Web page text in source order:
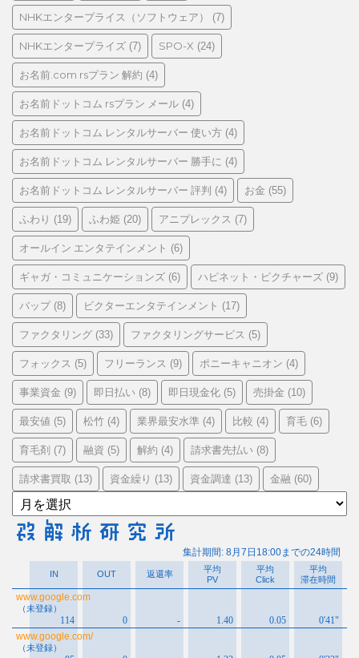
NHKエンタープライス（ソフトウェア） (7)
NHKエンタープライズ (7) SPO-X (24)
お名前.com rsプラン 解約 (4)
お名前ドットコム rsプラン メール (4)
お名前ドットコム レンタルサーバー 使い方 (4)
お名前ドットコム レンタルサーバー 勝手に (4)
お名前ドットコム レンタルサーバー 評判 (4) お金 (55)
ふわり (19) ふわ姫 (20) アニプレックス (7)
オールイン エンタテインメント (6)
ギャガ・コミュニケーションズ (6) ハピネット・ピクチャーズ (9)
バップ(8) ビクターエンタテインメント (17)
ファクタリング (33) ファクタリングサービス (5)
フォックス (5) フリーランス (9) ポニーキャニオン (4)
事業資金 (9) 即日払い (8) 即日現金化 (5) 売掛金 (10)
最安値 (5) 松竹 (4) 業界最安水準 (4) 比較 (4) 育毛 (6)
育毛剤 (7) 融資 (5) 解約 (4) 請求書先払い (8)
請求書買取 (13) 資金繰り (13) 資金調達 (13) 金融 (60)
ア
ー
カ